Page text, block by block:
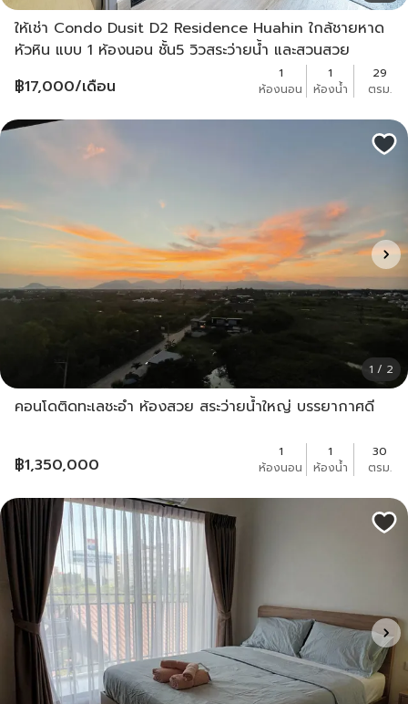
ให้เช่า Condo Dusit D2 Residence Huahin ใกล้ชายหาด
หัวหิน แบบ 1 ห้องนอน ชั้น5 วิวสระว่ายน้ำ และสวนสวย
฿17,000/เดือน
1
ห้องนอน
1
ห้องน้ำ
29
ตรม.
1 / 2
คอนโดติดทะเลชะอำ ห้องสวย สระว่ายน้ำใหญ่ บรรยากาศดี
฿1,350,000
1
ห้องนอน
1
ห้องน้ำ
30
ตรม.